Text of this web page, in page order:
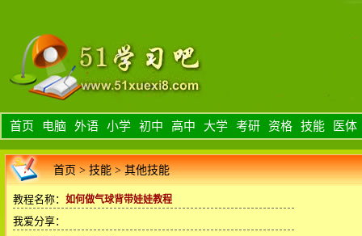
首页 电脑 外语 小学 初中 高中 大学 考研 资格 技能 医体
首页>技能>其他技能
教程名称： 如何做气球背带娃娃教程
我爱分享：